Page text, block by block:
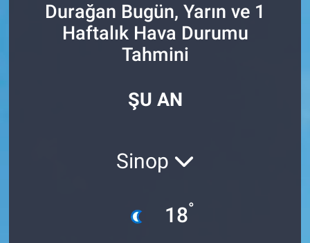
Durağan Bugün, Yarın ve 1
Haftalık Hava Durumu
Tahmini
ŞU AN
Sinop
18°
DİĞER
Tüm Manşetler
Son Dakika Haberleri